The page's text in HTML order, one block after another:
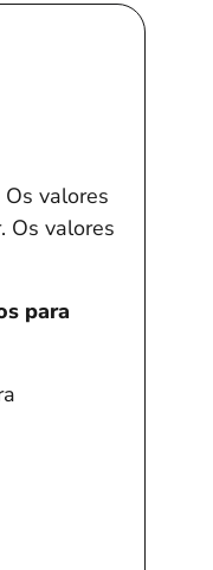
valores
Os valores
para